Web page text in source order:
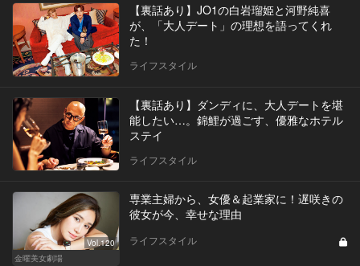
【裏話あり】JO1の白岩瑠姫と河野純喜
が、「大人デート」の理想を語ってくれ
た！
ライフスタイル
【裏話あり】ダンディに、大人デートを堪
能したい…。錦鯉が過ごす、優雅なホテル
ステイ
ライフスタイル
Vol.120
金曜美女劇場
専業主婦から、女優＆起業家に！遅咲きの
彼女が今、幸せな理由
ライフスタイル